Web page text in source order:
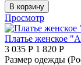
В корзину
Просмотр
Платье женское
3 035 Р 1 820 Р
Размер одежды